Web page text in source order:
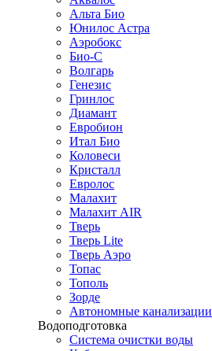
Альта Био
Юнилос Астра
Аэробокс
Био-С
Волгарь
Генезис
Гринлос
Диамант
Евробион
Итал Био
Коловеси
Кристалл
Евролос
Малахит
Малахит AIR
Тверь
Тверь Lite
Тверь Аэро
Топас
Тополь
Зорде
Автономные канализации
Водоподготовка
Система очистки воды